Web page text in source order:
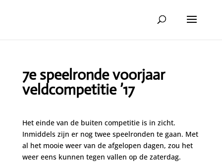
7e speelronde voorjaar
veldcompetitie ’17
Het einde van de buiten competitie is in zicht.
Inmiddels zijn er nog twee speelronden te gaan. Met
al het mooie weer van de afgelopen dagen, zou het
weer eens kunnen tegen vallen op de zaterdag.